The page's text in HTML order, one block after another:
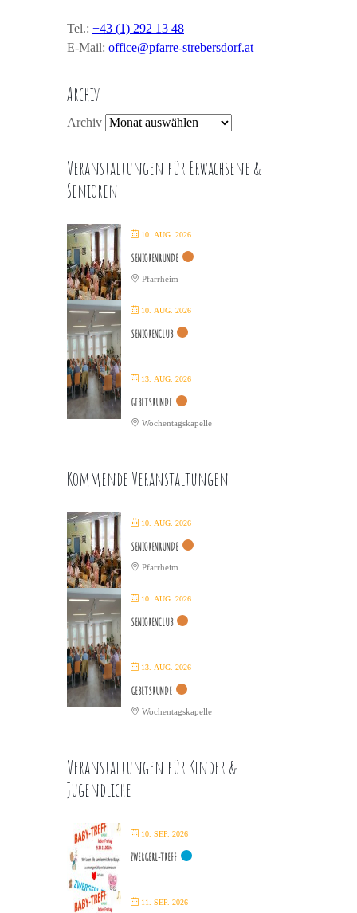
Tel.: +43 (1) 292 13 48
E-Mail: office@pfarre-strebersdorf.at
Archiv
Archiv
Veranstaltungen für Erwachsene &
Senioren
10. AUG. 2026
SENIORENRUNDE
Pfarrheim
10. AUG. 2026
SENIORENCLUB
13. AUG. 2026
GEBETSRUNDE
Wochentagskapelle
Kommende Veranstaltungen
10. AUG. 2026
SENIORENRUNDE
Pfarrheim
10. AUG. 2026
SENIORENCLUB
13. AUG. 2026
GEBETSRUNDE
Wochentagskapelle
Veranstaltungen für Kinder &
Jugendliche
10. SEP. 2026
ZWERGERL-TREFF
11. SEP. 2026